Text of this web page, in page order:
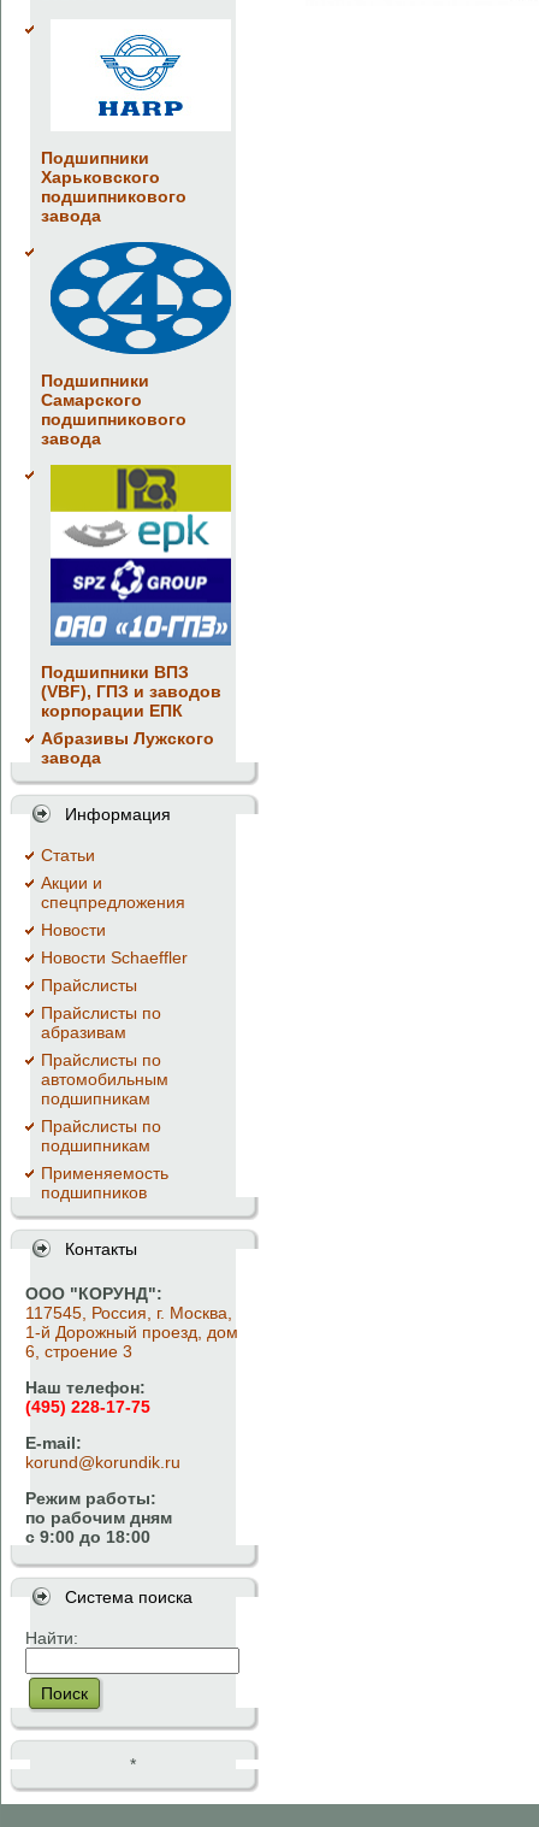
Подшипники
Харьковского
подшипникового
завода
Подшипники
Самарского
подшипникового
завода
Подшипники ВПЗ
(VBF), ГПЗ и заводов
корпорации ЕПК
Абразивы Лужского
завода
Информация
Cтатьи
Акции и
спецпредложения
Новости
Новости Schaeffler
Прайслисты
Прайслисты по
абразивам
Прайслисты по
автомобильным
подшипникам
Прайслисты по
подшипникам
Применяемость
подшипников
Контакты
ООО "КОРУНД":
117545, Россия, г. Москва,
1-й Дорожный проезд, дом
6, строение 3
Наш телефон:
(495) 228-17-75
E-mail:
korund@korundik.ru
Режим работы:
по рабочим дням
с 9:00 до 18:00
Система поиска
Найти:
Поиск
*